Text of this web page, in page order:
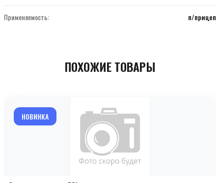
Применяемость: п/прицеп
ПОХОЖИЕ ТОВАРЫ
НОВИНКА